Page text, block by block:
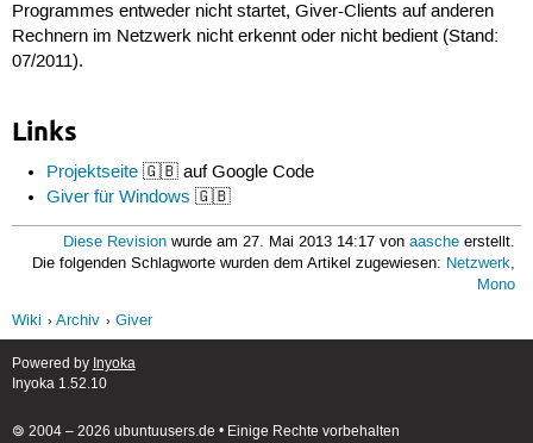
Programmes entweder nicht startet, Giver-Clients auf anderen
Rechnern im Netzwerk nicht erkennt oder nicht bedient (Stand:
07/2011).
Links
Projektseite 🇬🇧 auf Google Code
Giver für Windows 🇬🇧
Diese Revision wurde am 27. Mai 2013 14:17 vonaasche erstellt.
Die folgenden Schlagworte wurden dem Artikel zugewiesen: Netzwerk,
Mono
Wiki
Archiv Giver
Powered by Inyoka
Inyoka 1.52.10
🄯 2004 – 2026 ubuntuusers.de • Einige Rechte vorbehalten